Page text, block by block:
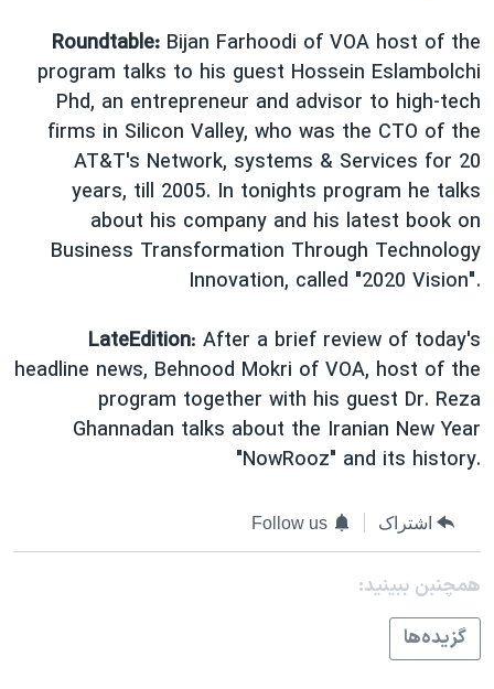
Roundtable: Bijan Farhoodi of VOA host of the
program talks to his guest Hossein Eslambolchi
Phd, an entrepreneur and advisor to high-tech
firms in Silicon Valley, who was the CTO of the
AT&T's Network, systems & Services for 20
years, till 2005. In tonights program he talks
about his company and his latest book on
Business Transformation Through Technology
Innovation, called "2020 Vision".
LateEdition: After a brief review of today's
headline news, Behnood Mokri of VOA, host of the
program together with his guest Dr. Reza
Ghannadan talks about the Iranian New Year
"NowRooz" and its history.
اشتراک Follow us
همچنبن ببینید:
گزيده‌ها